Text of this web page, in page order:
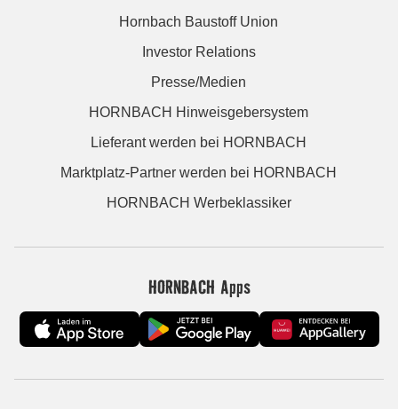
Hornbach Baustoff Union
Investor Relations
Presse/Medien
HORNBACH Hinweisgebersystem
Lieferant werden bei HORNBACH
Marktplatz-Partner werden bei HORNBACH
HORNBACH Werbeklassiker
HORNBACH Apps